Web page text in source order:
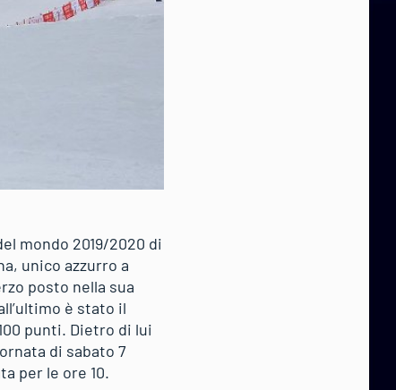
mondo 2019/2020 di
unico azzurro a
posto nella sua
è stato il
punti. Dietro di lui
di sabato 7
per le ore 10.